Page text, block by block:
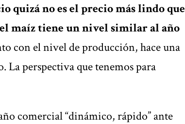
quizá no es el precio más lindo que
maíz tiene un nivel similar al año
con el nivel de producción, hace una
La perspectiva que tenemos para
comercial “dinámico, rápido” ante